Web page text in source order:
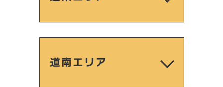
道南エリア